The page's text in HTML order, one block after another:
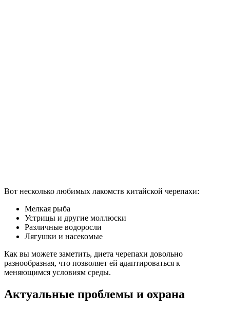
Вот несколько любимых лакомств китайской черепахи:
Мелкая рыба
Устрицы и другие моллюски
Различные водоросли
Лягушки и насекомые
Как вы можете заметить, диета черепахи довольно
разнообразная, что позволяет ей адаптироваться к
меняющимся условиям среды.
Актуальные проблемы и охрана